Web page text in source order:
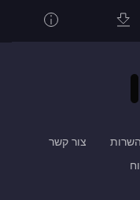
צור קשר